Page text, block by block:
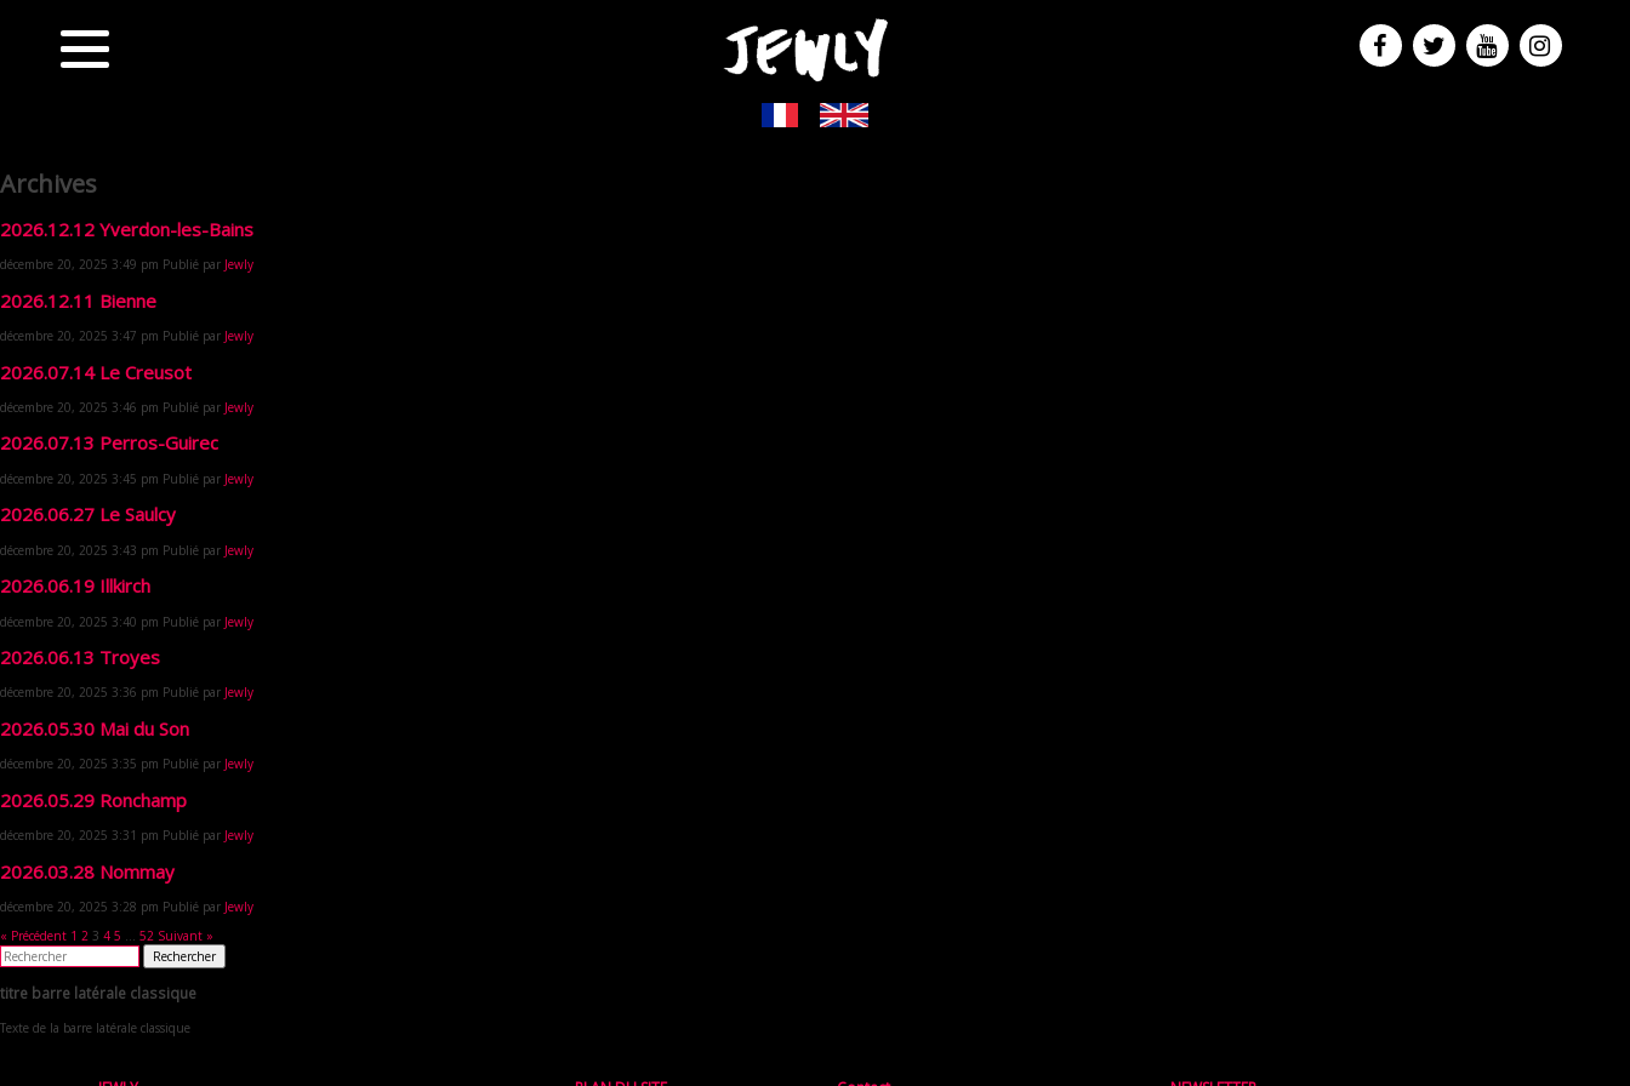
Archives
2026.12.12 Yverdon-les-Bains
décembre 20, 2025 3:49 pm Publié par Jewly
2026.12.11 Bienne
décembre 20, 2025 3:47 pm Publié par Jewly
2026.07.14 Le Creusot
décembre 20, 2025 3:46 pm Publié par Jewly
2026.07.13 Perros-Guirec
décembre 20, 2025 3:45 pm Publié par Jewly
2026.06.27 Le Saulcy
décembre 20, 2025 3:43 pm Publié par Jewly
2026.06.19 Illkirch
décembre 20, 2025 3:40 pm Publié par Jewly
2026.06.13 Troyes
décembre 20, 2025 3:36 pm Publié par Jewly
2026.05.30 Mai du Son
décembre 20, 2025 3:35 pm Publié par Jewly
2026.05.29 Ronchamp
décembre 20, 2025 3:31 pm Publié par Jewly
2026.03.28 Nommay
décembre 20, 2025 3:28 pm Publié par Jewly
« Précédent 1 2 3 4 5 … 52 Suivant »
Rechercher
titre barre latérale classique
Texte de la barre latérale classique